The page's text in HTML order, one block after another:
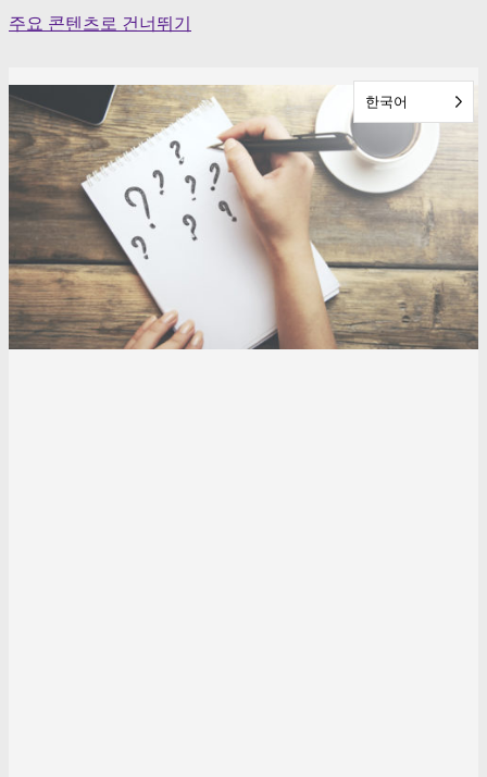
Skip
주요 콘텐츠로 건너뛰기
한국어